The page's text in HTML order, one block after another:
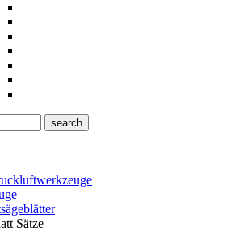
search
Sätze